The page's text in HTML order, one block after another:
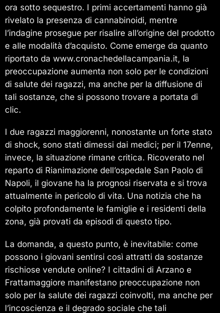
ora sotto sequestro. I primi accertamenti hanno già
rivelato la presenza di cannabinoidi, mentre
l’indagine prosegue per risalire all’origine del prodotto
e alle modalità d’acquisto. Come emerge da quanto
riportato da www.cronachedellacampania.it, la
preoccupazione aumenta non solo per le condizioni
di salute dei ragazzi, ma anche per la diffusione di
tali sostanze, che si possono trovare a portata di
clic.
I due ragazzi maggiorenni, nonostante un forte stato
di shock, sono stati dimessi dai medici; per il 17enne,
invece, la situazione rimane critica. Ricoverato nel
reparto di Rianimazione dell’ospedale San Paolo di
Napoli, il giovane ha la prognosi riservata e si trova
attualmente in pericolo di vita. Una notizia che ha
colpito profondamente le famiglie e i residenti della
zona, già provati da episodi di questo tipo.
La domanda, a questo punto, è inevitabile: come
possono i giovani sentirsi così attratti da sostanze
rischiose vendute online? I cittadini di Arzano e
Frattamaggiore manifestano preoccupazione non
solo per la salute dei ragazzi coinvolti, ma anche per
l’incoscienza e il degrado sociale che tali